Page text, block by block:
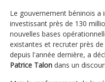
Le gouvernement béninois a
investissant près de 130
nouvelles bases
existantes et recruter près
depuis l'année dernière, a
Patrice Talon dans un